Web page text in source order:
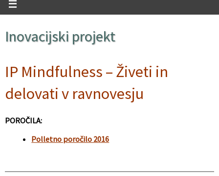
Inovacijski projekt
IP Mindfulness – Živeti in
delovati v ravnovesju
POROČILA:
Polletno poročilo 2016